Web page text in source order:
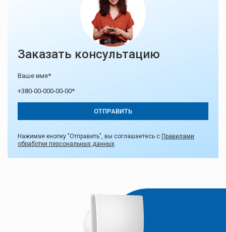
Заказать консультацию
Нажимая кнопку "Отправить", вы соглашаетесь с Правилами
обработки персональных данных